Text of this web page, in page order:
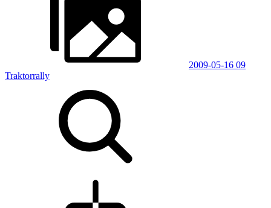
2009-05-16 09
Traktorrally